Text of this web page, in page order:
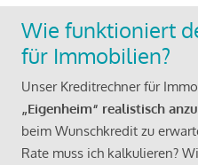
Wie funktioniert
für Immobilien?
Unser Kreditrechner für
„Eigenheim“ realistisch
beim Wunschkredit zu
Rate muss ich kalkulieren?